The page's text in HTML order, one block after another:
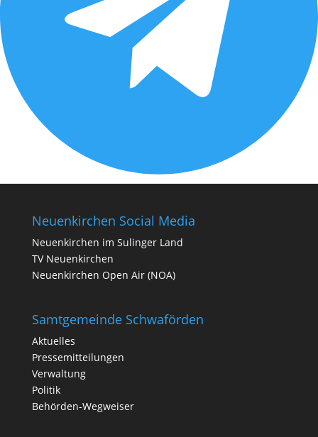
Neuenkirchen Social Media
Neuenkirchen im Sulinger Land
TV Neuenkirchen
Neuenkirchen Open Air (NOA)
Samtgemeinde Schwaförden
Aktuelles
Pressemitteilungen
Verwaltung
Politik
Behörden-Wegweiser